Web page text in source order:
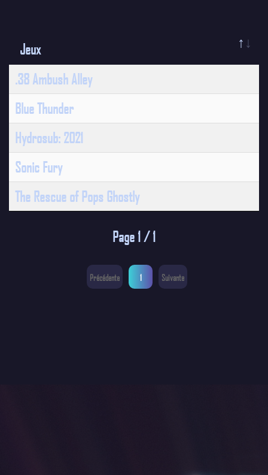
Jeux
.38 Ambush Alley
Blue Thunder
Hydrosub: 2021
Sonic Fury
The Rescue of Pops Ghostly
Page 1 / 1
Précédente 1 Suivante